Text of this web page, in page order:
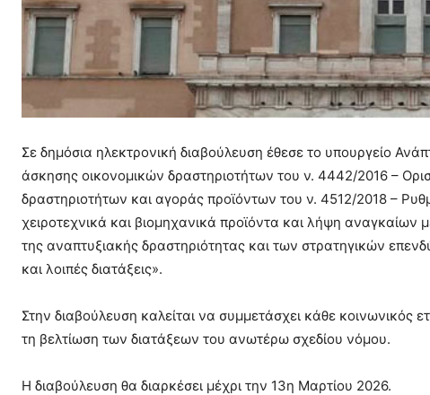
Σε δημόσια ηλεκτρονική διαβούλευση έθεσε το υπουργείο
άσκησης οικονομικών δραστηριοτήτων του ν. 4442/2016 –
δραστηριοτήτων και αγοράς προϊόντων του ν. 4512/2018 –
χειροτεχνικά και βιομηχανικά προϊόντα και λήψη
της αναπτυξιακής δραστηριότητας και των στρατηγικών
και λοιπές διατάξεις».
Στην διαβούλευση καλείται να συμμετάσχει κάθε κοινωνικός
τη βελτίωση των διατάξεων του ανωτέρω σχεδίου νόμου.
Η διαβούλευση θα διαρκέσει μέχρι την 13η Μαρτίου 2026.